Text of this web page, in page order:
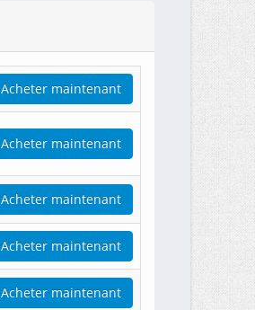
Acheter maintenant
Acheter maintenant
Acheter maintenant
Acheter maintenant
Acheter maintenant